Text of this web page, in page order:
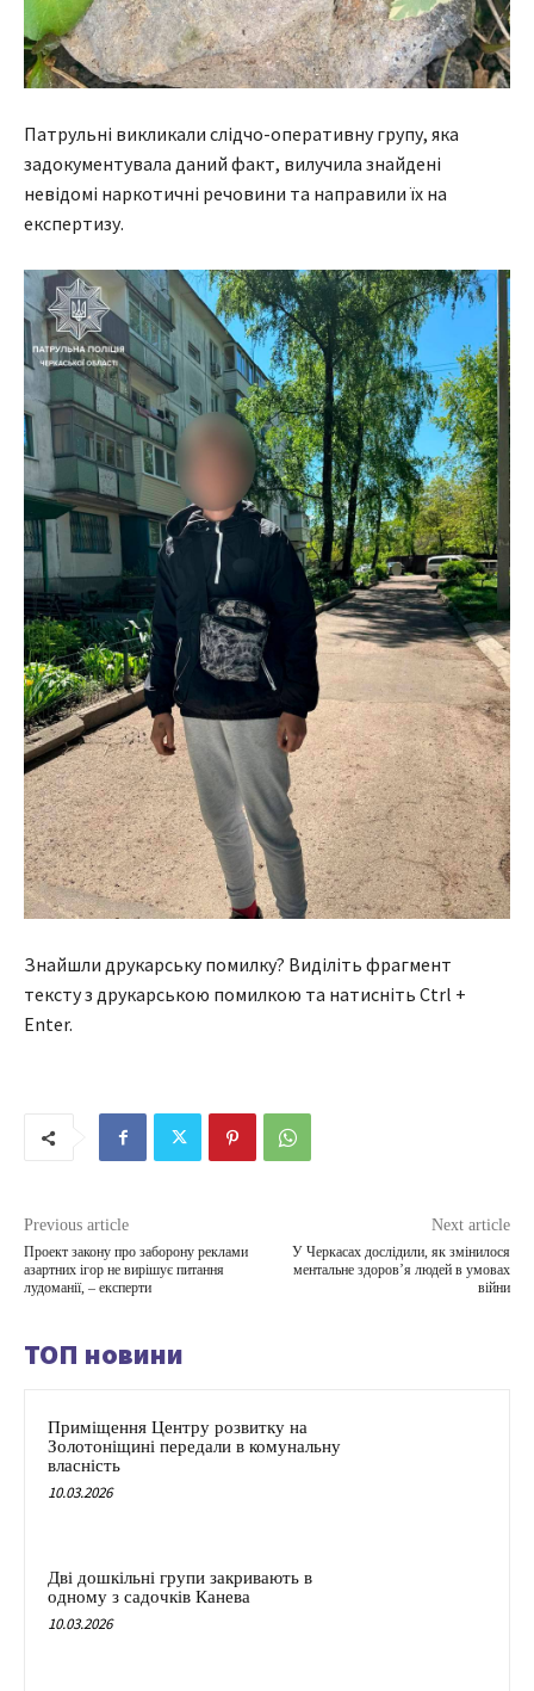
Патрульні викликали слідчо-оперативну групу, яка
задокументувала даний факт, вилучила знайдені
невідомі наркотичні речовини та направили їх на
експертизу.
Знайшли друкарську помилку? Виділіть фрагмент
тексту з друкарською помилкою та натисніть Ctrl +
Enter.
Previous article
Проект закону про заборону реклами
азартних ігор не вирішує питання
лудоманії, – експерти
Next article
У Черкасах дослідили, як змінилося
ментальне здоровʼя людей в умовах
війни
ТОП новини
Приміщення Центру розвитку на
Золотоніщині передали в комунальну
власність
10.03.2026
Дві дошкільні групи закривають в
одному з садочків Канева
10.03.2026